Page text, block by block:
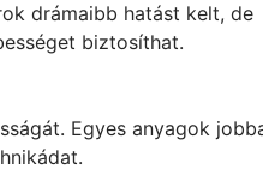
drámaibb hatást kelt, de
biztosíthat.
Egyes anyagok